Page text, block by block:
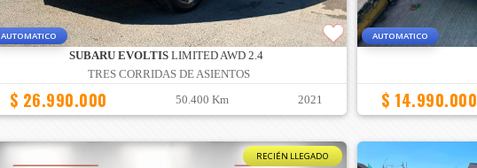
AUTOMATICO
SUBARU EVOLTIS LIMITED AWD 2.4
TRES CORRIDAS DE ASIENTOS
$ 26.990.000 50.400 Km 2021
AUTOMATICO
$ 14.990.000
RECIÉN LLEGADO